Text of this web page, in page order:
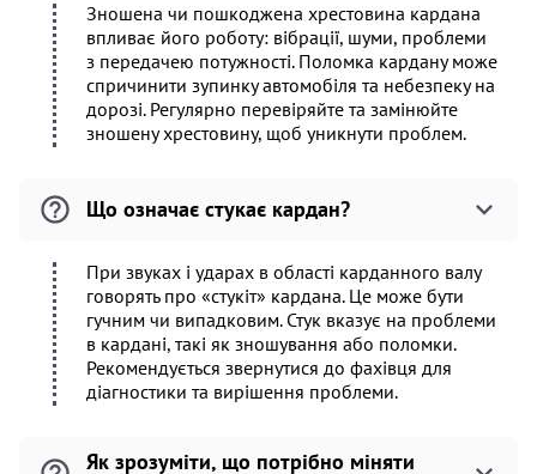
Зношена чи пошкоджена хрестовина кардана
впливає його роботу: вібрації, шуми, проблеми
з передачею потужності. Поломка кардану може
спричинити зупинку автомобіля та небезпеку на
дорозі. Регулярно перевіряйте та замінюйте
зношену хрестовину, щоб уникнути проблем.
Що означає стукає кардан?
При звуках і ударах в області карданного валу
говорять про «стукіт» кардана. Це може бути
гучним чи випадковим. Стук вказує на проблеми
в кардані, такі як зношування або поломки.
Рекомендується звернутися до фахівця для
діагностики та вирішення проблеми.
Як зрозуміти, що потрібно міняти